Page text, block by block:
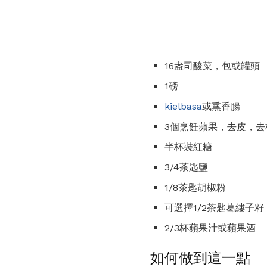
16盎司酸菜，包或罐頭
1磅
kielbasa或熏香腸
3個烹飪蘋果，去皮，
半杯裝紅糖
3/4茶匙鹽
1/8茶匙胡椒粉
可選擇1/2茶匙葛縷子籽
2/3杯蘋果汁或蘋果酒
如何做到這一點